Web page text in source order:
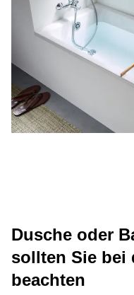
Dusche oder
sollten Sie bei
beachten